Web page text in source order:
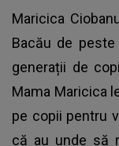
Maricica
Bacău de
generații de
Mama Maricica
pe copii pentru
că au unde să